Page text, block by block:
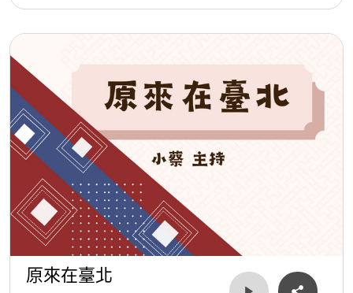
原來在臺北